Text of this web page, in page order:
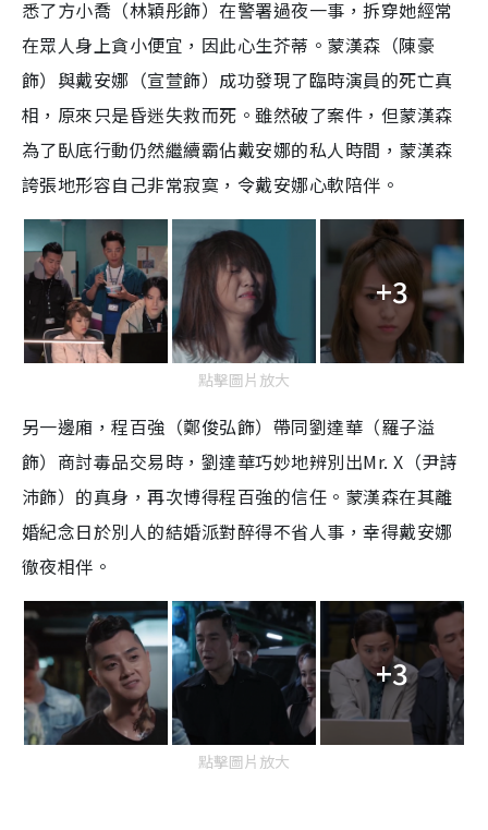
悉了方小喬（林穎彤飾）在警署過夜一事，拆穿她經常
在眾人身上貪小便宜，因此心生芥蒂。蒙漢森（陳豪
飾）與戴安娜（宣萱飾）成功發現了臨時演員的死亡真
相，原來只是昏迷失救而死。雖然破了案件，但蒙漢森
為了臥底行動仍然繼續霸佔戴安娜的私人時間，蒙漢森
誇張地形容自己非常寂寞，令戴安娜心軟陪伴。
+3
點擊圖片放大
另一邊廂，程百強（鄭俊弘飾）帶同劉達華（羅子溢
飾）商討毒品交易時，劉達華巧妙地辨別出Mr. X（尹詩
沛飾）的真身，再次博得程百強的信任。蒙漢森在其離
婚紀念日於別人的結婚派對醉得不省人事，幸得戴安娜
徹夜相伴。
+3
點擊圖片放大